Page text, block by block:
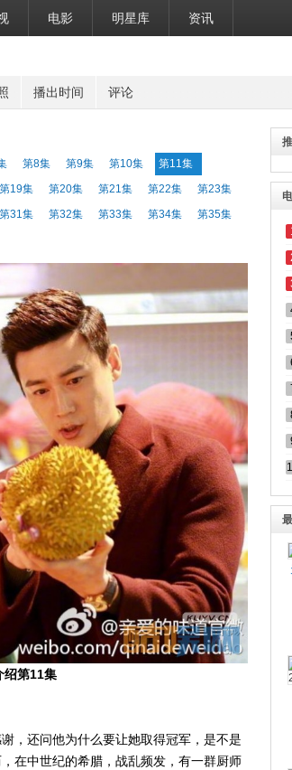
电影 明星库 资讯
播出时间 评论
第8集 第9集 第10集
第11集
第19集 第20集 第21集 第22集
第23集
第31集 第32集 第33集 第34集
第35集
绍第11集
，还问他为什么要让她取得冠军，是不是
在中世纪的希腊，战乱频发，有一群厨师